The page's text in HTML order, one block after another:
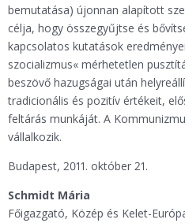
bemutatása) újonnan alapított
célja, hogy összegyűjtse és
kapcsolatos kutatások
szocializmus« mérhetetlen
beszövő hazugságai után
tradicionális és pozitív értékeit,
feltárás munkáját. A
vállalkozik.
Budapest, 2011. október 21.
Schmidt Mária
Főigazgató, Közép és Kelet-